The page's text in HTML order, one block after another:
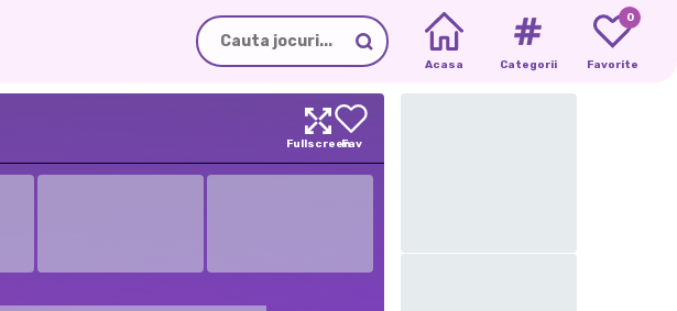
Acasa Categorii
0
Favorite